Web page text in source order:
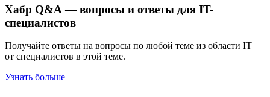
Хабр Q&A — вопросы и ответы для IT-
специалистов
Получайте ответы на вопросы по любой теме из области IT
от специалистов в этой теме.
Узнать больше